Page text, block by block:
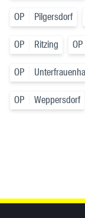
OP Pilgersdorf
OP Ritzing OP
OP
OP Weppersdorf